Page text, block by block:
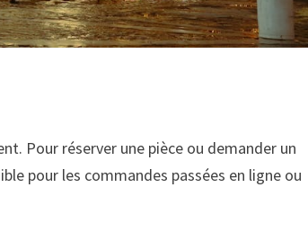
Pour réserver une pièce ou demander un
pour les commandes passées en ligne ou